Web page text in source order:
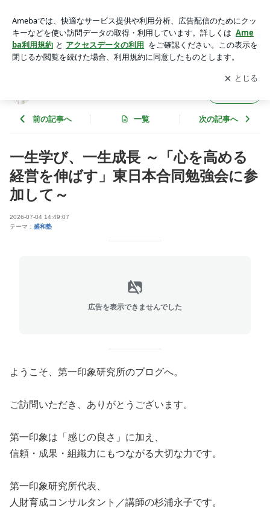
同勉強会に参加して～ | 第一印象研究所公式ブログ
アプリをダウンロードして ブログの更新通知
を受け取りまし
ょう。
開く
前の記事へ 一覧 次の記事へ
一生学び、一生成長 ～「心を高める
経営を伸ばす」東日本合同勉強会に参
加して～
2026-07-04 14:49:07
テーマ： 盛和塾
広告を表示できませんでした
ようこそ、第一印象研究所のブログへ。
ご訪問いただき、ありがとうございます。
第一印象は「感じの良さ」に加え、
信頼・成果・組織力にもつながる大切な力です。
第一印象研究所代表、
人財育成コンサルタント／講師の杉浦永子です。